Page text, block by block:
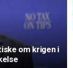
om krigen i